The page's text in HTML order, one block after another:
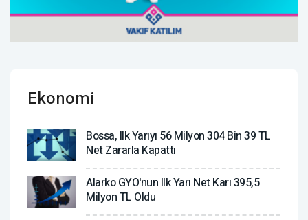
Ekonomi
Bossa, Ilk Yarıyı 56 Milyon 304 Bin 39 TL
Net Zararla Kapattı
Alarko GYO'nun Ilk Yarı Net Karı 395,5
Milyon TL Oldu